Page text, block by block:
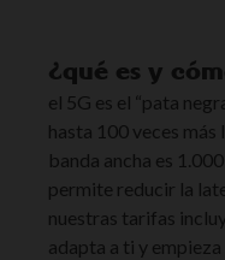
¿qué es y
el 5G es el “pata
hasta 100 veces
banda ancha es
permite reducir la
nuestras tarifas
adapta a ti y